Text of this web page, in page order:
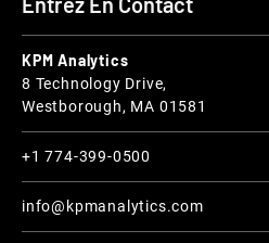
KPM Analytics
8 Technology Drive,
Westborough, MA 01581
+1 774-399-0500
info@kpmanalytics.com